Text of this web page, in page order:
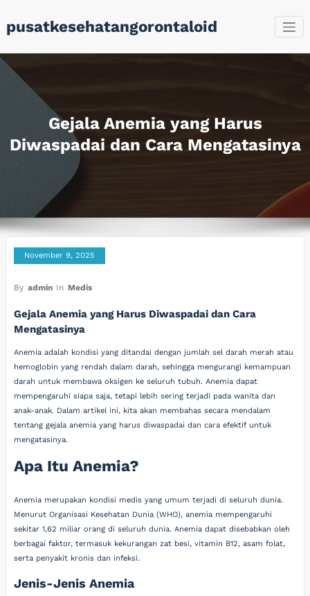
to
content
pusatkesehatangorontaloid
Gejala Anemia yang Harus
Diwaspadai dan Cara Mengatasinya
November 9, 2025
By admin In Medis
Gejala Anemia yang Harus Diwaspadai dan Cara
Mengatasinya
Anemia adalah kondisi yang ditandai dengan jumlah sel darah merah atau
hemoglobin yang rendah dalam darah, sehingga mengurangi kemampuan
darah untuk membawa oksigen ke seluruh tubuh. Anemia dapat
mempengaruhi siapa saja, tetapi lebih sering terjadi pada wanita dan
anak-anak. Dalam artikel ini, kita akan membahas secara mendalam
tentang gejala anemia yang harus diwaspadai dan cara efektif untuk
mengatasinya.
Apa Itu Anemia?
Anemia merupakan kondisi medis yang umum terjadi di seluruh dunia.
Menurut Organisasi Kesehatan Dunia (WHO), anemia mempengaruhi
sekitar 1,62 miliar orang di seluruh dunia. Anemia dapat disebabkan oleh
berbagai faktor, termasuk kekurangan zat besi, vitamin B12, asam folat,
serta penyakit kronis dan infeksi.
Jenis-Jenis Anemia